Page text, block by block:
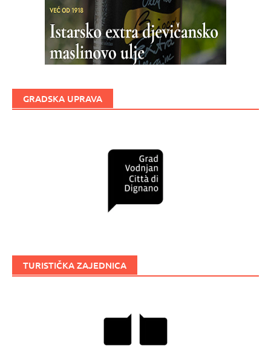
GRADSKA UPRAVA
TURISTIČKA ZAJEDNICA